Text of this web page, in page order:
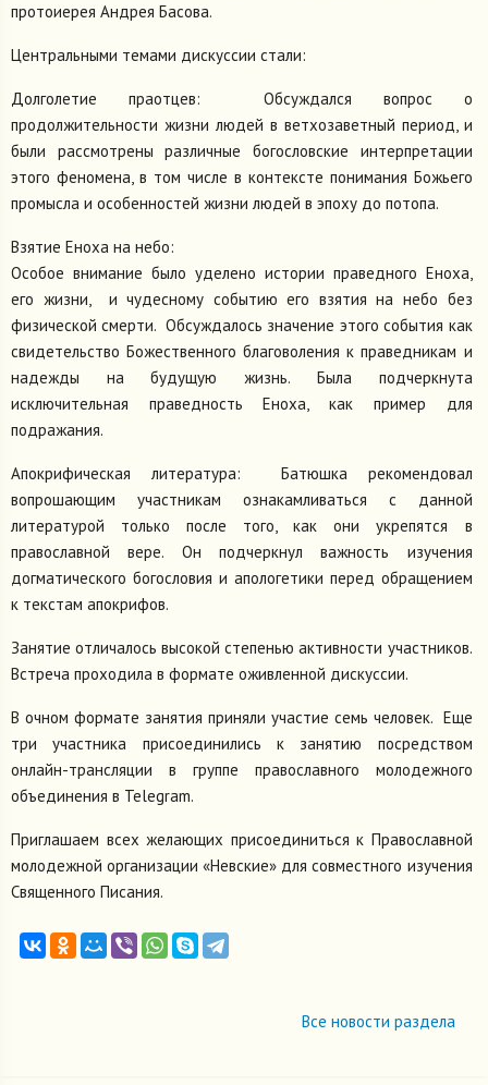
протоиерея Андрея Басова.
Центральными темами дискуссии стали:
Долголетие праотцев: Обсуждался вопрос о
продолжительности жизни людей в ветхозаветный период, и
были рассмотрены различные богословские интерпретации
этого феномена, в том числе в контексте понимания Божьего
промысла и особенностей жизни людей в эпоху до потопа.
Взятие Еноха на небо:
Особое внимание было уделено истории праведного Еноха,
его жизни, и чудесному событию его взятия на небо без
физической смерти. Обсуждалось значение этого события как
свидетельство Божественного благоволения к праведникам и
надежды на будущую жизнь. Была подчеркнута
исключительная праведность Еноха, как пример для
подражания.
Апокрифическая литература: Батюшка рекомендовал
вопрошающим участникам ознакамливаться с данной
литературой только после того, как они укрепятся в
православной вере. Он подчеркнул важность изучения
догматического богословия и апологетики перед обращением
к текстам апокрифов.
Занятие отличалось высокой степенью активности участников.
Встреча проходила в формате оживленной дискуссии.
В очном формате занятия приняли участие семь человек. Еще
три участника присоединились к занятию посредством
онлайн-трансляции в группе православного молодежного
объединения в Telegram.
Приглашаем всех желающих присоединиться к Православной
молодежной организации «Невские» для совместного изучения
Священного Писания.
Все новости раздела